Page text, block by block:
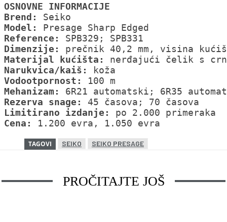
OSNOVNE INFORMACIJE
Brend:
Model:
Reference:
Dimenzije:
Materijal kućišta:
Narukvica/kaiš:
Vodootpornost:
Mehanizam:
Rezerva snage:
Limitirano izdanje:
Cena: 1.200 evra, 1.050 evra
TAGOVI SEIKO SEIKO PRESAGE
PROČITAJTE JOŠ